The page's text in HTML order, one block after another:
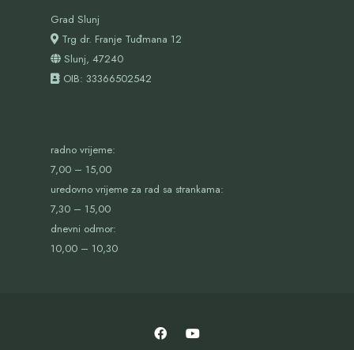
Grad Slunj
Trg dr. Franje Tuđmana 12
Slunj, 47240
OIB: 33366502542
radno vrijeme:
7,00 – 15,00
uredovno vrijeme za rad sa strankama:
7,30 – 15,00
dnevni odmor:
10,00 – 10,30